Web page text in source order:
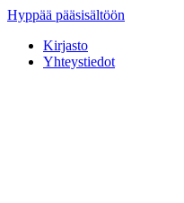
Hyppää pääsisältöön
Kirjasto
Yhteystiedot